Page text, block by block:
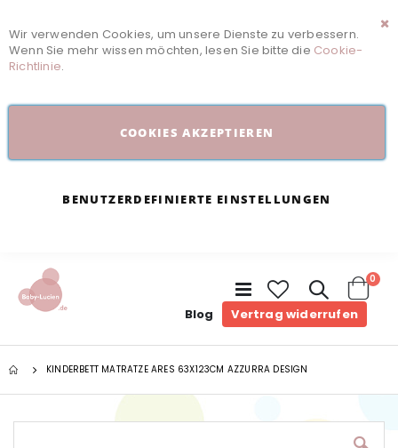
Wir verwenden Cookies, um unsere Dienste zu verbessern.
Wenn Sie mehr wissen möchten, lesen Sie bitte die Cookie-
Richtlinie.
COOKIES AKZEPTIEREN
BENUTZERDEFINIERTE EINSTELLUNGEN
Navigation
umschalten
Blog Vertrag widerrufenCart
0
KINDERBETT MATRATZE ARES 63X123CM AZZURRA DESIGN
Zum